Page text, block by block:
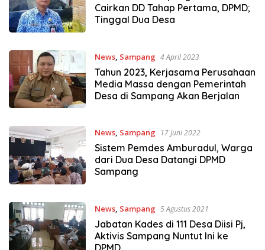
Cairkan DD Tahap Pertama, DPMD;
Tinggal Dua Desa
News, Sampang 4 April 2023
Tahun 2023, Kerjasama Perusahaan
Media Massa dengan Pemerintah
Desa di Sampang Akan Berjalan
News, Sampang 17 Juni 2022
Sistem Pemdes Amburadul, Warga
dari Dua Desa Datangi DPMD
Sampang
News, Sampang 5 Agustus 2021
Jabatan Kades di 111 Desa Diisi Pj,
Aktivis Sampang Nuntut Ini ke
DPMD